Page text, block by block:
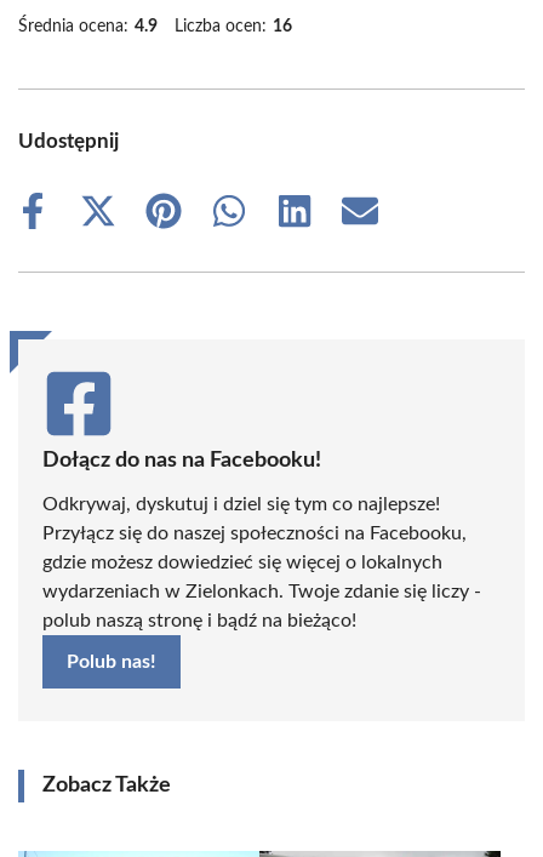
Średnia ocena: 4.9 Liczba ocen: 16
Udostępnij
Share
Share
(Twitter)
Share
Share
Share
Share
Dołącz do nas na Facebooku!
Odkrywaj, dyskutuj i dziel się tym co najlepsze!
Przyłącz się do naszej społeczności na Facebooku,
gdzie możesz dowiedzieć się więcej o lokalnych
wydarzeniach w Zielonkach. Twoje zdanie się liczy -
polub naszą stronę i bądź na bieżąco!
Polub nas!
Zobacz Także